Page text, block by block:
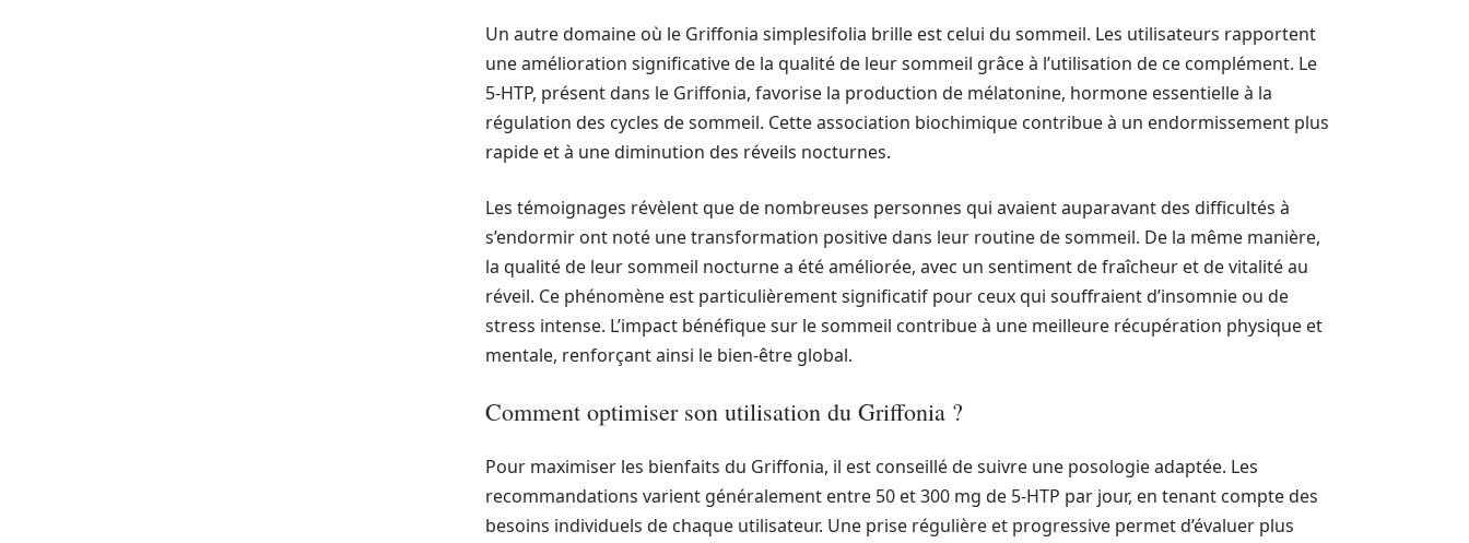
Un autre domaine où le Griffonia simplesifolia brille est celui du sommeil. Les utilisateurs rapportent
une amélioration significative de la qualité de leur sommeil grâce à l’utilisation de ce complément. Le
5-HTP, présent dans le Griffonia, favorise la production de mélatonine, hormone essentielle à la
régulation des cycles de sommeil. Cette association biochimique contribue à un endormissement plus
rapide et à une diminution des réveils nocturnes.
Les témoignages révèlent que de nombreuses personnes qui avaient auparavant des difficultés à
s’endormir ont noté une transformation positive dans leur routine de sommeil. De la même manière,
la qualité de leur sommeil nocturne a été améliorée, avec un sentiment de fraîcheur et de vitalité au
réveil. Ce phénomène est particulièrement significatif pour ceux qui souffraient d’insomnie ou de
stress intense. L’impact bénéfique sur le sommeil contribue à une meilleure récupération physique et
mentale, renforçant ainsi le bien-être global.
Comment optimiser son utilisation du Griffonia ?
Pour maximiser les bienfaits du Griffonia, il est conseillé de suivre une posologie adaptée. Les
recommandations varient généralement entre 50 et 300 mg de 5-HTP par jour, en tenant compte des
besoins individuels de chaque utilisateur. Une prise régulière et progressive permet d’évaluer plus